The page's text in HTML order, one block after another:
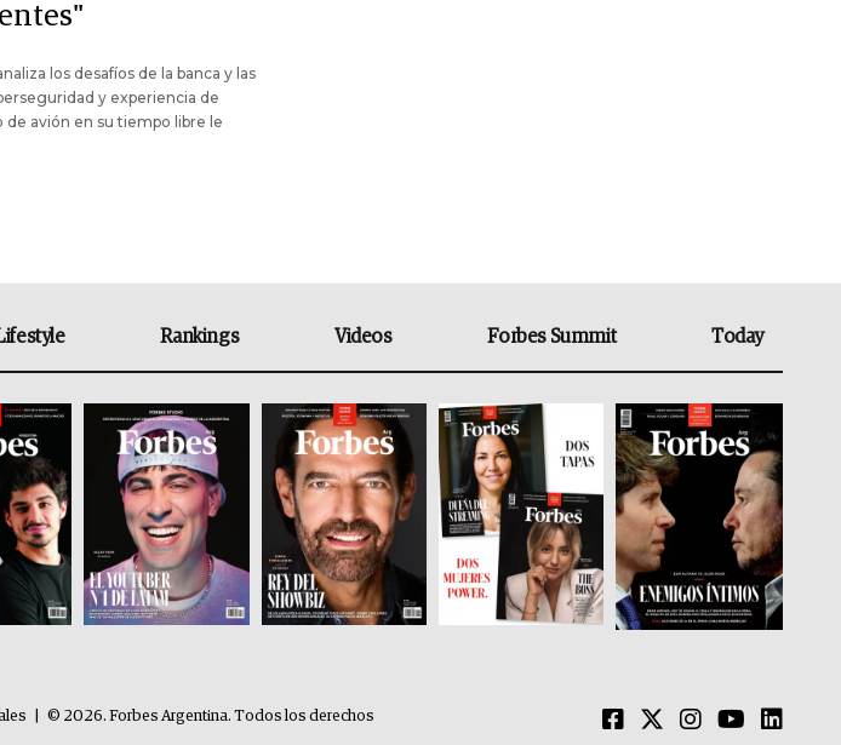
los desafíos de la banca y las
y experiencia de
avión en su tiempo libre le
Rankings Videos Forbes Summit Today
© 2026. Forbes Argentina. Todos los derechos